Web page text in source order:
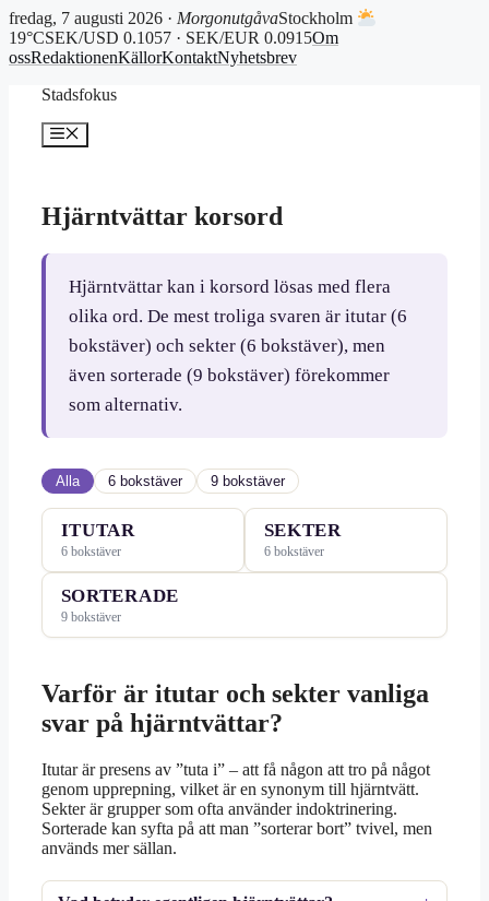
fredag, 7 augusti 2026 · MorgonutgåvaStockholm
19°CSEK/USD 0.1057 · SEK/EUR 0.0915Om
ossRedaktionenKällorKontaktNyhetsbrev
Stadsfokus
Meny
Hjärntvättar korsord
Hjärntvättar kan i korsord lösas med flera
olika ord. De mest troliga svaren är itutar (6
bokstäver) och sekter (6 bokstäver), men
även sorterade (9 bokstäver) förekommer
som alternativ.
Alla 6 bokstäver 9 bokstäver
ITUTAR
6 bokstäver
SEKTER
6 bokstäver
SORTERADE
9 bokstäver
Varför är itutar och sekter vanliga
svar på hjärntvättar?
Itutar är presens av ”tuta i” – att få någon att tro på något
genom upprepning, vilket är en synonym till hjärntvätt.
Sekter är grupper som ofta använder indoktrinering.
Sorterade kan syfta på att man ”sorterar bort” tvivel, men
används mer sällan.